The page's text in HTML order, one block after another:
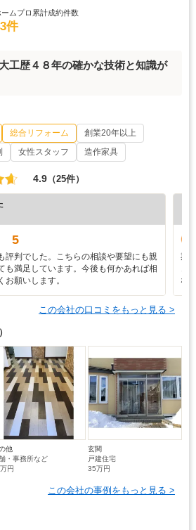
ームプロ累計成約件数
件
工歴４８年の確かな技術と知識が
総合リフォーム
創業20年以上
女性スタッフ 造作家具
4.9 （25件）
5
評判でした。こちらの相談や要望にも親
も満足しています。今後も何かあれば相
願いします。
期
な
この会社の口コミをもっと見る >
他
・事務所など
円
玄関
戸建住宅
35万円
この会社の事例をもっと見る >